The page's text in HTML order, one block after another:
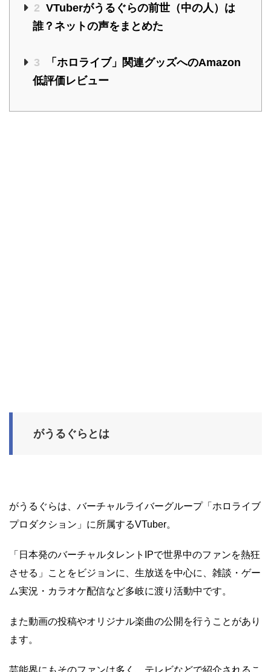
2 VTuberがうるぐらの前世（中の人）は
誰？ネットの声をまとめた
3
「ホロライブ」関連グッズへのAmazon
低評価レビュー
がうるぐらとは
がうるぐらは、バーチャルライバーグループ「ホロライブ
プロダクション」に所属するVTuber。
「日本発のバーチャルタレントIPで世界中のファンを熱狂
させる」ことをビジョンに、生放送を中心に、雑談・ゲー
ム実況・カラオケ配信など多岐に渡り活動中です。
また動画の投稿やオリジナル楽曲の公開を行うことがあり
ます。
芸能界にもそのファンは多く、テレビなどで紹介されるこ